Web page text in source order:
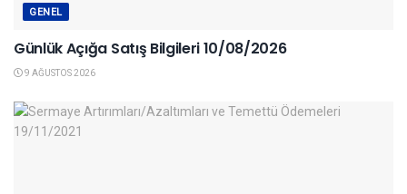
GENEL
Günlük Açığa Satış Bilgileri 10/08/2026
9 AĞUSTOS 2026